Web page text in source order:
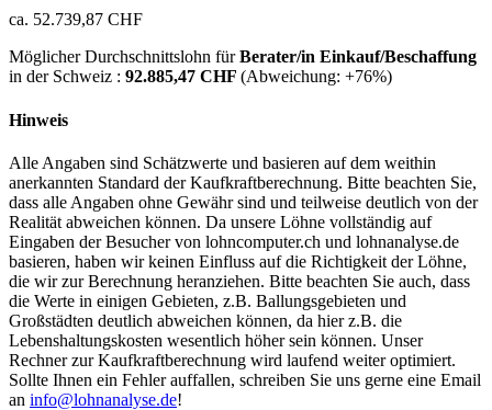
ca. 52.739,87 CHF
Möglicher Durchschnittslohn fürBerater/in Einkauf/Beschaffung
in der Schweiz : 92.885,47 CHF (Abweichung: +76%)
Hinweis
Alle Angaben sind Schätzwerte und basieren auf dem weithin
anerkannten Standard der Kaufkraftberechnung. Bitte beachten Sie,
dass alle Angaben ohne Gewähr sind und teilweise deutlich von der
Realität abweichen können. Da unsere Löhne vollständig auf
Eingaben der Besucher von lohncomputer.ch und lohnanalyse.de
basieren, haben wir keinen Einfluss auf die Richtigkeit der Löhne,
die wir zur Berechnung heranziehen. Bitte beachten Sie auch, dass
die Werte in einigen Gebieten, z.B. Ballungsgebieten und
Großstädten deutlich abweichen können, da hier z.B. die
Lebenshaltungskosten wesentlich höher sein können. Unser
Rechner zur Kaufkraftberechnung wird laufend weiter optimiert.
Sollte Ihnen ein Fehler auffallen, schreiben Sie uns gerne eine Email
an info@lohnanalyse.de!